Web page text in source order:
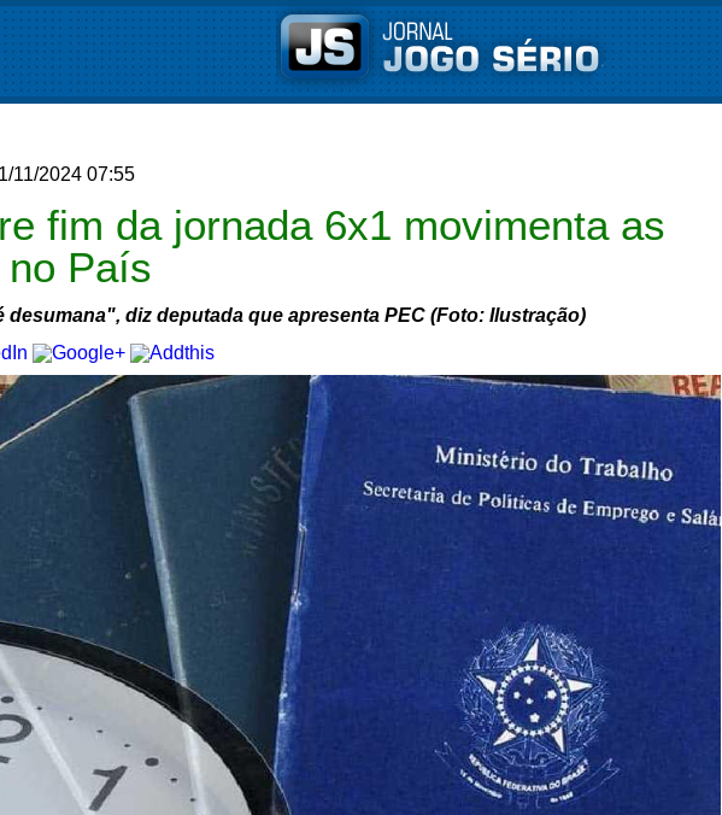
11/2024 07:55
fim da jornada 6x1 movimenta as
País
desumana", diz deputada que apresenta PEC (Foto: Ilustração)